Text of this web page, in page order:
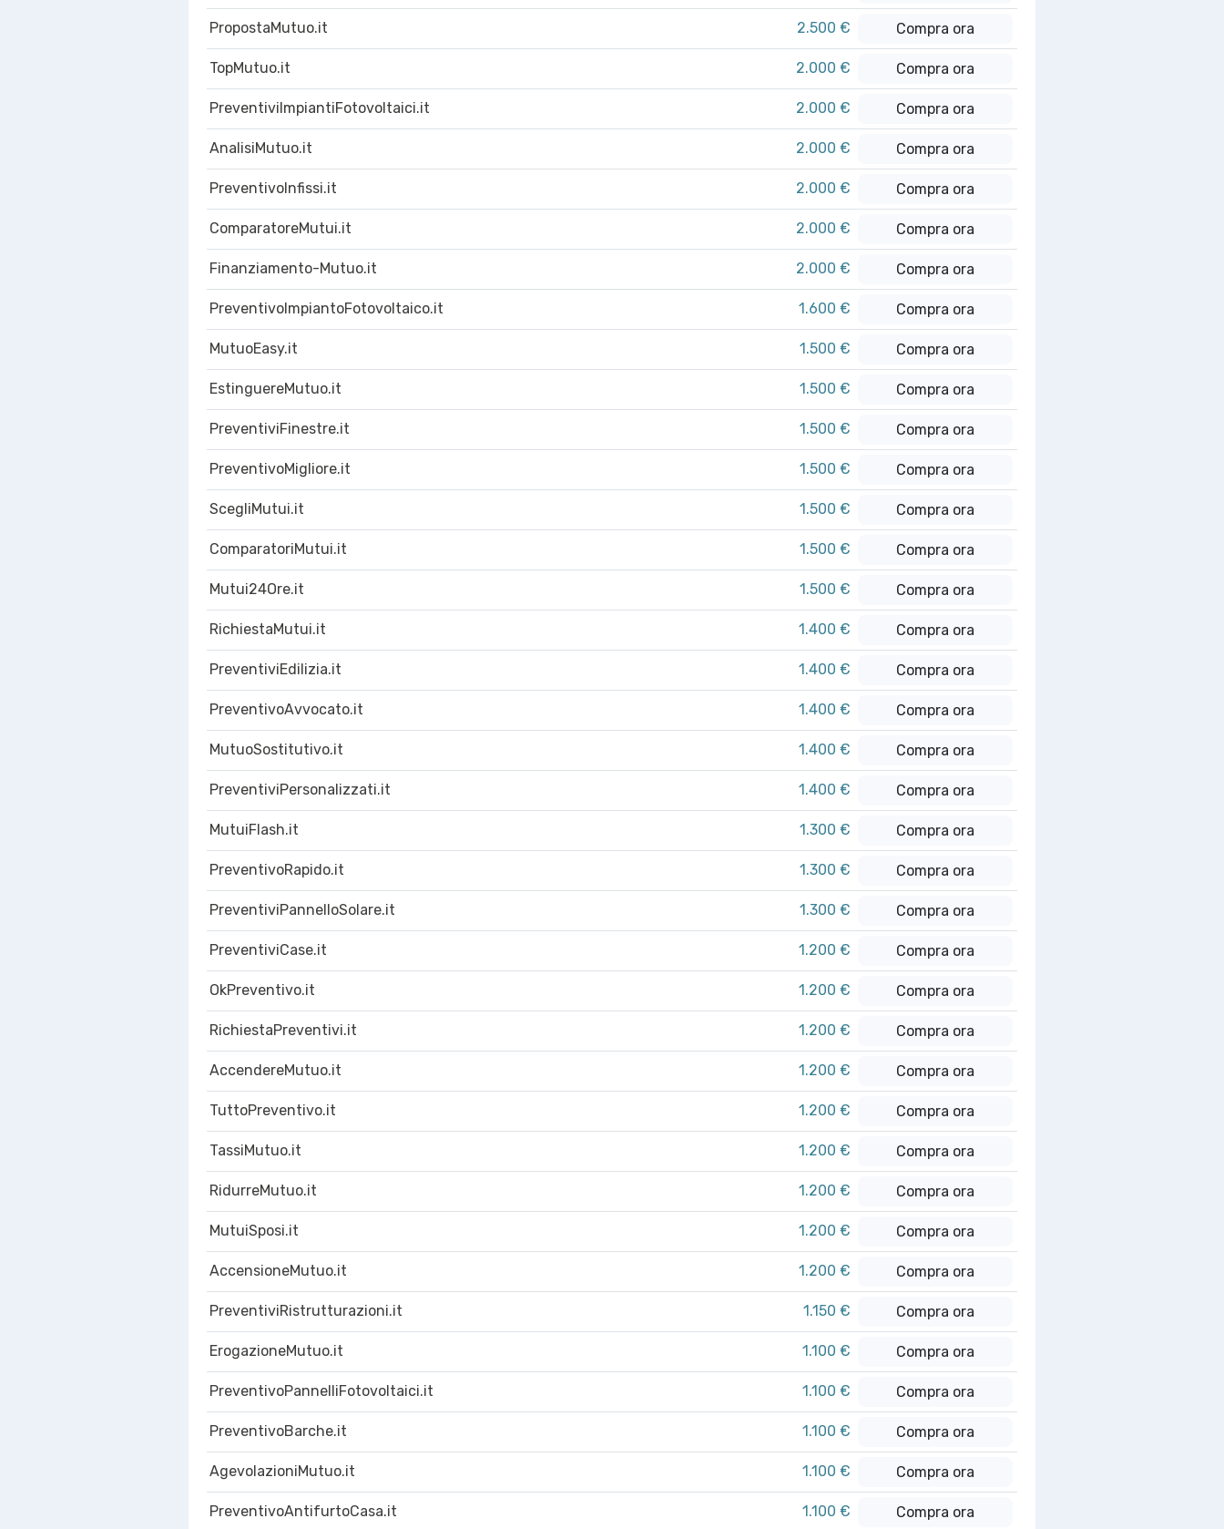
PropostaMutuo.it 2.500 € Compra ora
TopMutuo.it 2.000 € Compra ora
PreventiviImpiantiFotovoltaici.it 2.000 € Compra ora
AnalisiMutuo.it 2.000 € Compra ora
PreventivoInfissi.it 2.000 € Compra ora
ComparatoreMutui.it 2.000 € Compra ora
Finanziamento-Mutuo.it 2.000 € Compra ora
PreventivoImpiantoFotovoltaico.it 1.600 € Compra ora
MutuoEasy.it 1.500 € Compra ora
EstinguereMutuo.it 1.500 € Compra ora
PreventiviFinestre.it 1.500 € Compra ora
PreventivoMigliore.it 1.500 € Compra ora
ScegliMutui.it 1.500 € Compra ora
ComparatoriMutui.it 1.500 € Compra ora
Mutui24Ore.it 1.500 € Compra ora
RichiestaMutui.it 1.400 € Compra ora
PreventiviEdilizia.it 1.400 € Compra ora
PreventivoAvvocato.it 1.400 € Compra ora
MutuoSostitutivo.it 1.400 € Compra ora
PreventiviPersonalizzati.it 1.400 € Compra ora
MutuiFlash.it 1.300 € Compra ora
PreventivoRapido.it 1.300 € Compra ora
PreventiviPannelloSolare.it 1.300 € Compra ora
PreventiviCase.it 1.200 € Compra ora
OkPreventivo.it 1.200 € Compra ora
RichiestaPreventivi.it 1.200 € Compra ora
AccendereMutuo.it 1.200 € Compra ora
TuttoPreventivo.it 1.200 € Compra ora
TassiMutuo.it 1.200 € Compra ora
RidurreMutuo.it 1.200 € Compra ora
MutuiSposi.it 1.200 € Compra ora
AccensioneMutuo.it 1.200 € Compra ora
PreventiviRistrutturazioni.it 1.150 € Compra ora
ErogazioneMutuo.it 1.100 € Compra ora
PreventivoPannelliFotovoltaici.it 1.100 € Compra ora
PreventivoBarche.it 1.100 € Compra ora
AgevolazioniMutuo.it 1.100 € Compra ora
PreventivoAntifurtoCasa.it 1.100 € Compra ora